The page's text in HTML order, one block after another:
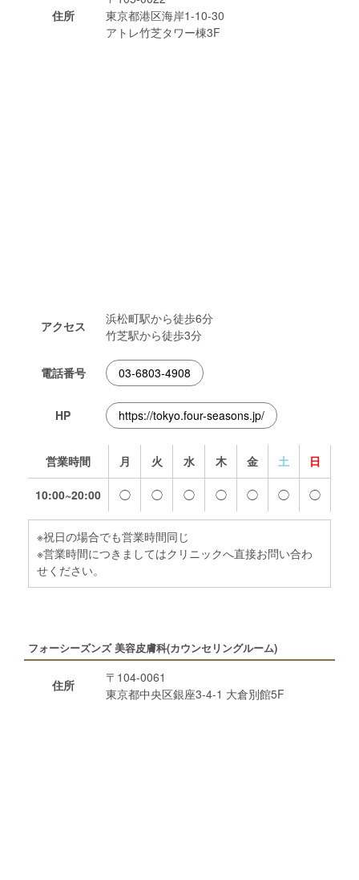
住所
東京都港区海岸1-10-30
アトレ竹芝タワー棟3F
アクセス
浜松町駅から徒歩6分
竹芝駅から徒歩3分
電話番号 03-6803-4908
HP https://tokyo.four-seasons.jp/
営業時間 月 火 水 木 金 土 日
10:00~20:00 ◯ ◯ ◯ ◯ ◯ ◯ ◯
※祝日の場合でも営業時間同じ
※営業時間につきましてはクリニックへ直接お問い合わ
せください。
フォーシーズンズ 美容皮膚科(カウンセリングルーム)
住所
〒104-0061
東京都中央区銀座3-4-1 大倉別館5F